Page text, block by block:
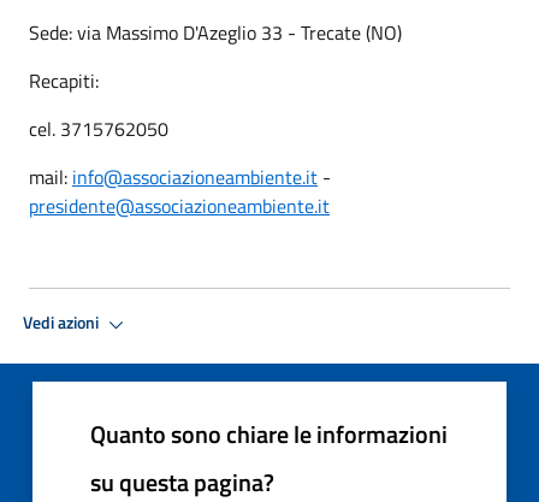
Sede: via Massimo D'Azeglio 33 - Trecate (NO)
Recapiti:
cel. 3715762050
mail: info@associazioneambiente.it -
presidente@associazioneambiente.it
Vedi azioni
Quanto sono chiare le informazioni
su questa pagina?